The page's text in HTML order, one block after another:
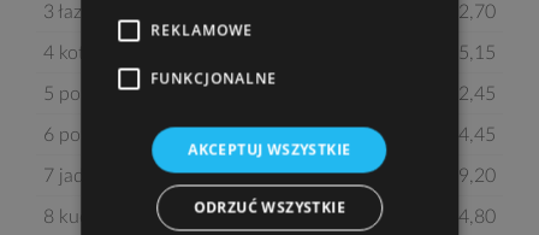
3 łazienka 2,70
4 kotłownia 5,15
5 pokój 12,45
6 pokój dzienny 24,45
7 jadalnia 9,20
8 kuchnia 14,80
REKLAMOWE
FUNKCJONALNE
AKCEPTUJ WSZYSTKIE
ODRZUĆ WSZYSTKIE